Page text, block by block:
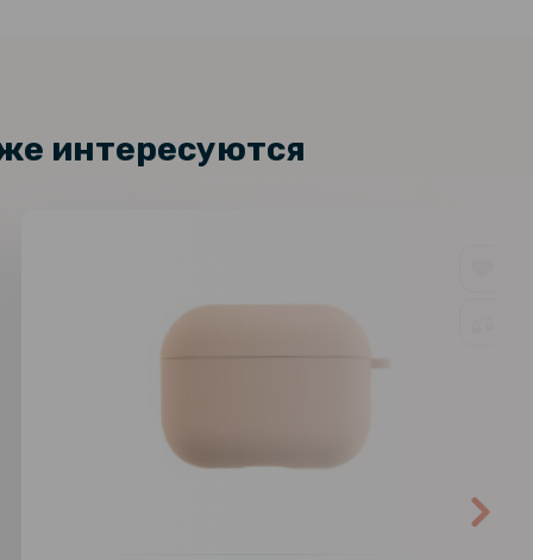
интересуются